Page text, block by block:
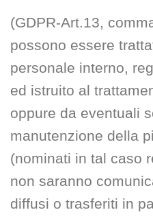
(GDPR-Art.13,
possono essere
personale interno,
ed istruito al
oppure da eventuali
manutenzione della
(nominati in tal caso
non saranno
diffusi o trasferiti in